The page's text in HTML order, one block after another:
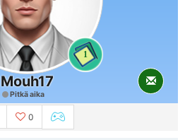
1
Mouh17
Pitkä aika
0